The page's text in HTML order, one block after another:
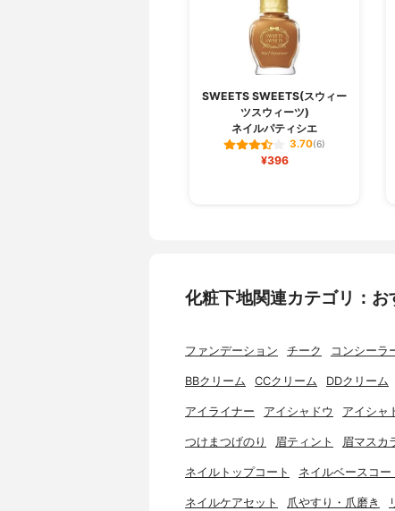
SWEETS SWEETS(スウィー
ツスウィーツ)
ネイルパティシエ
3.70(6)
¥396
化粧下地関連カテゴリ：
ファンデーション チーク コンシーラ
BBクリーム CCクリーム DDクリーム
アイライナー アイシャドウ アイシャ
つけまつげのり 眉ティント 眉マスカ
ネイルトップコート ネイルベースコー
ネイルケアセット 爪やすり・爪磨き